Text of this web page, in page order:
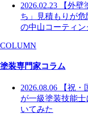
2026.02.23
【外
ち」見積もりが
の中山コーティン
COLUMN
塗装専門家コラム
2026.08.06
【祝
が一級塗装技能
いてみた